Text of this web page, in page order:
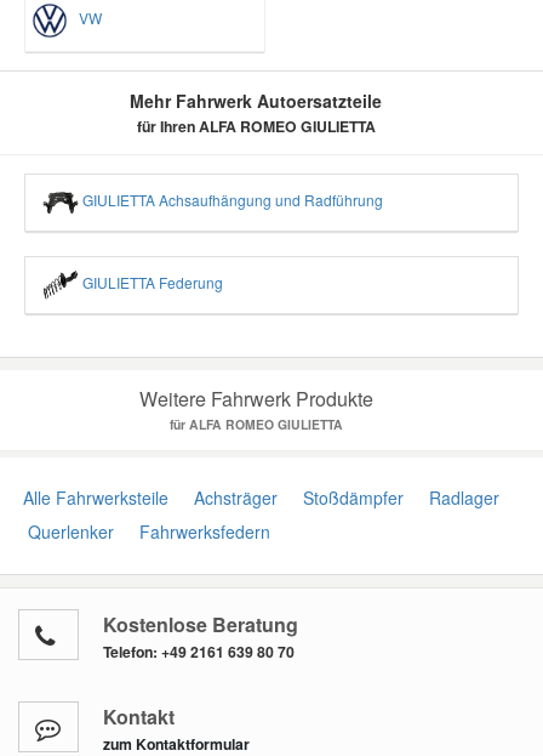
VW
Mehr Fahrwerk Autoersatzteile
für Ihren ALFA ROMEO GIULIETTA
GIULIETTA Achsaufhängung und Radführung
GIULIETTA Federung
Weitere Fahrwerk Produkte
für ALFA ROMEO GIULIETTA
Alle Fahrwerksteile Achsträger Stoßdämpfer
Radlager
Querlenker
Fahrwerksfedern
Kostenlose Beratung
Telefon: +49 2161 639 80 70
Kontakt
zum Kontaktformular